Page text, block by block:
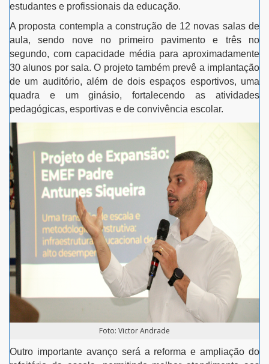
estudantes e profissionais da educação.
A proposta contempla a construção de 12 novas salas de
aula, sendo nove no primeiro pavimento e três no
segundo, com capacidade média para aproximadamente
30 alunos por sala. O projeto também prevê a implantação
de um auditório, além de dois espaços esportivos, uma
quadra e um ginásio, fortalecendo as atividades
pedagógicas, esportivas e de convivência escolar.
Foto: Victor Andrade
Outro importante avanço será a reforma e ampliação do